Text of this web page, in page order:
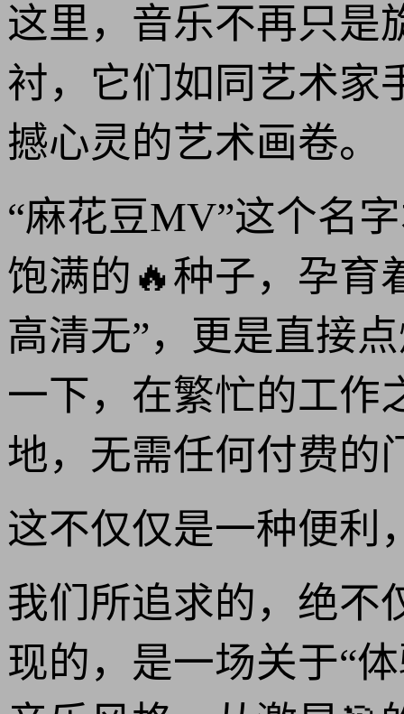
这里，音乐不再只是
衬，它们如同艺术家
撼心灵的艺术画卷。
“麻花豆MV”这个名
饱满的🔥种子，孕育
高清无”，更是直接
一下，在繁忙的工作
地，无需任何付费的
这不仅仅是一种便利
我们所追求的，绝不
现的，是一场关于“